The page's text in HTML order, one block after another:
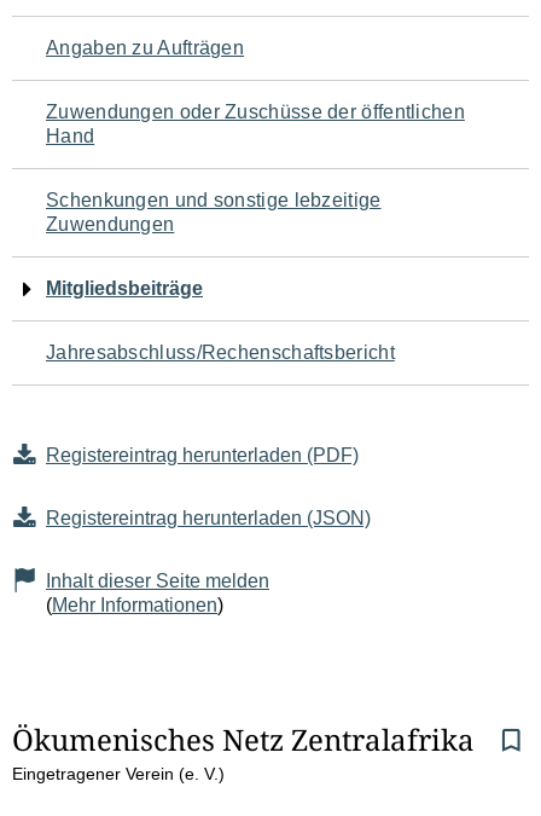
Angaben zu Aufträgen
Zuwendungen oder Zuschüsse der öffentlichen
Hand
Schenkungen und sonstige lebzeitige
Zuwendungen
Mitgliedsbeiträge
Jahresabschluss/Rechenschaftsbericht
Registereintrag herunterladen (PDF)
Registereintrag herunterladen (JSON)
Inhalt dieser Seite melden
(Mehr Informationen)
S
e
Ökumenisches Netz Zentralafrika
Eingetragener Verein (e. V.)